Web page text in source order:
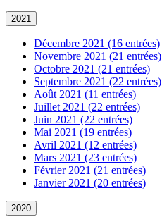
2021
Décembre 2021 (16 entrées)
Novembre 2021 (21 entrées)
Octobre 2021 (21 entrées)
Septembre 2021 (22 entrées)
Août 2021 (11 entrées)
Juillet 2021 (22 entrées)
Juin 2021 (22 entrées)
Mai 2021 (19 entrées)
Avril 2021 (12 entrées)
Mars 2021 (23 entrées)
Février 2021 (21 entrées)
Janvier 2021 (20 entrées)
2020